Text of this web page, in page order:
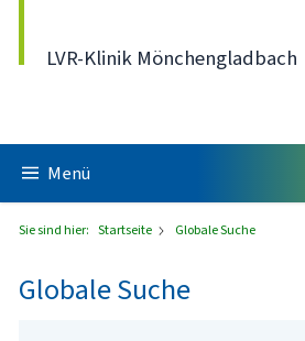
LVR-Klinik Mönchengladbach
Menü
Sie sind hier: Startseite Globale Suche
Globale Suche